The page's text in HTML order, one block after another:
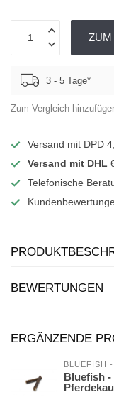
ZUM
3 - 5 Tage*
Zum Vergleich
Versand mit DPD
Versand mit DHL
Telefonische
BEWERTUNGEN
ERGÄNZENDE
BLUEFISH
Bluefish -